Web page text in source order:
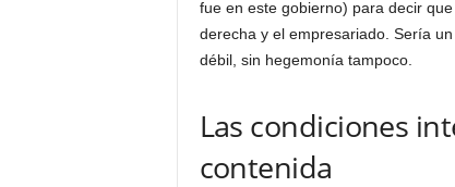
fue en este gobierno) para decir
derecha y el empresariado. Sería
débil, sin hegemonía tampoco.
Las condiciones
contenida